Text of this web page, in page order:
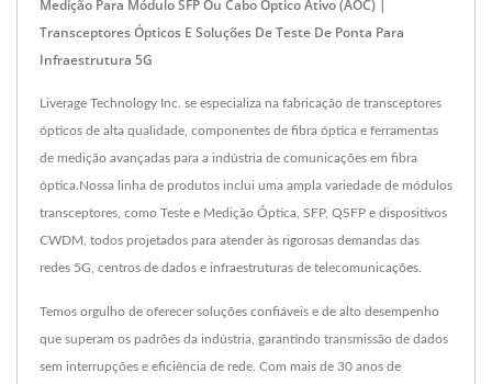
Medição Para Módulo SFP Ou Cabo Óptico Ativo (AOC) |
Transceptores Ópticos E Soluções De Teste De Ponta Para
Infraestrutura 5G
Liverage Technology Inc. se especializa na fabricação de transceptores
ópticos de alta qualidade, componentes de fibra óptica e ferramentas
de medição avançadas para a indústria de comunicações em fibra
óptica.Nossa linha de produtos inclui uma ampla variedade de módulos
transceptores, como Teste e Medição Óptica, SFP, QSFP e dispositivos
CWDM, todos projetados para atender às rigorosas demandas das
redes 5G, centros de dados e infraestruturas de telecomunicações.
Temos orgulho de oferecer soluções confiáveis e de alto desempenho
que superam os padrões da indústria, garantindo transmissão de dados
sem interrupções e eficiência de rede. Com mais de 30 anos de